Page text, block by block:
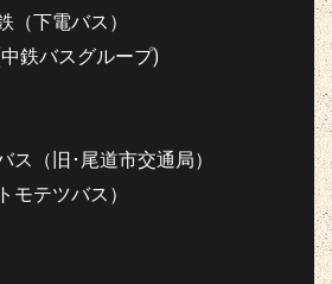
（下電バス）
鉄バスグループ)
ス（旧･尾道市交通局）
モテツバス）